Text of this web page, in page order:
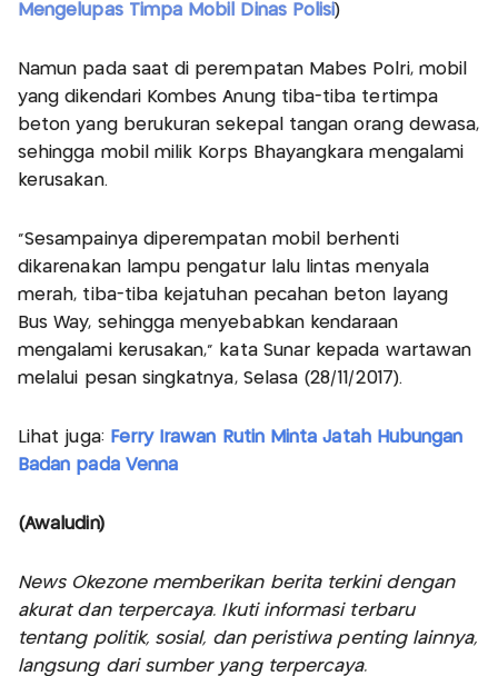
Mengelupas Timpa Mobil Dinas Polisi)
Namun pada saat di perempatan Mabes Polri, mobil
yang dikendari Kombes Anung tiba-tiba tertimpa
beton yang berukuran sekepal tangan orang dewasa,
sehingga mobil milik Korps Bhayangkara mengalami
kerusakan.
"Sesampainya diperempatan mobil berhenti
dikarenakan lampu pengatur lalu lintas menyala
merah, tiba-tiba kejatuhan pecahan beton layang
Bus Way, sehingga menyebabkan kendaraan
mengalami kerusakan," kata Sunar kepada wartawan
melalui pesan singkatnya, Selasa (28/11/2017).
Lihat juga: Ferry Irawan Rutin Minta Jatah Hubungan
Badan pada Venna
(Awaludin)
News Okezone memberikan berita terkini dengan
akurat dan terpercaya. Ikuti informasi terbaru
tentang politik, sosial, dan peristiwa penting lainnya,
langsung dari sumber yang terpercaya.